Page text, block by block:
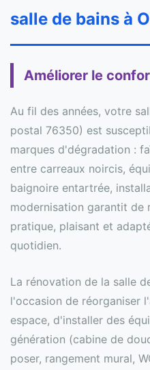
salle de bains à
Améliorer le
Au fil des années, votre
postal 76350) est
marques d'dégradation :
entre carreaux noircis,
baignoire entartrée,
modernisation garantit de
pratique, plaisant et
quotidien.
La rénovation de la salle
l'occasion de réorganiser
espace, d'installer des
génération (cabine de
poser, rangement mural,